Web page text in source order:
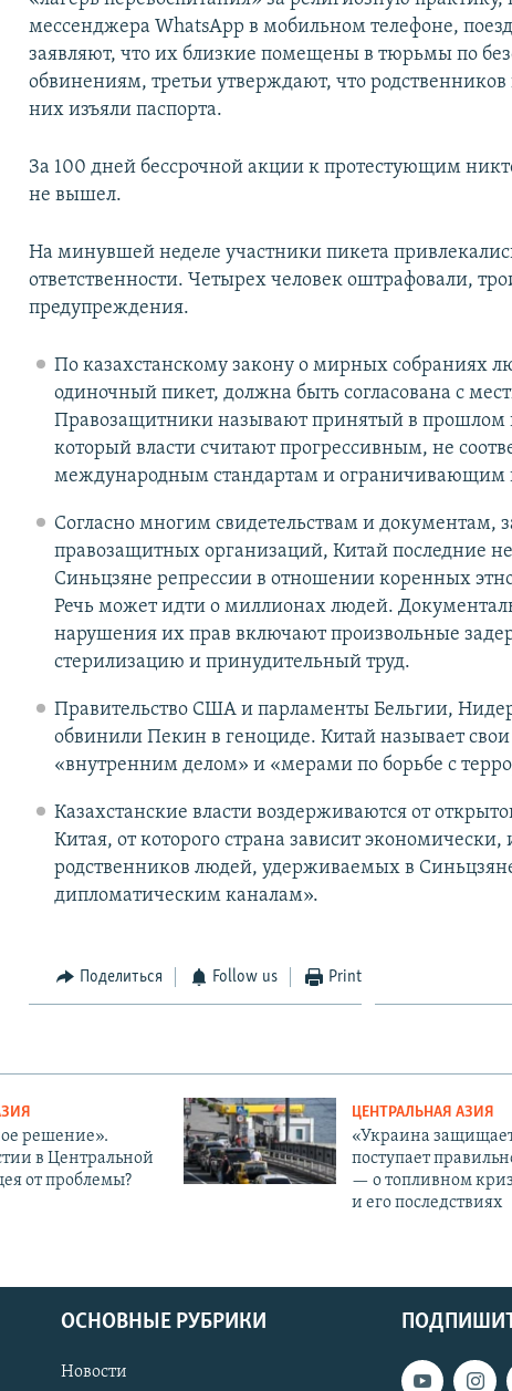
мессенджера WhatsApp в мобильном телефоне,
заявляют, что их близкие помещены в тюрьмы по
обвинениям, третьи утверждают, что
них изъяли паспорта.
За 100 дней бессрочной акции к протестующим
не вышел.
На минувшей неделе участники пикета
ответственности. Четырех человек оштрафовали,
предупреждения.
По казахстанскому закону о мирных собраниях
одиночный пикет, должна быть согласована с
Правозащитники называют принятый в прошлом
который власти считают прогрессивным, не
международным стандартам и ограничивающим
Согласно многим свидетельствам и документам,
правозащитных организаций, Китай последние
Синьцзяне репрессии в отношении коренных
Речь может идти о миллионах людей.
нарушения их прав включают произвольные
стерилизацию и принудительный труд.
Правительство США и парламенты Бельгии,
обвинили Пекин в геноциде. Китай называет
«внутренним делом» и «мерами по борьбе с
Казахстанские власти воздерживаются от
Китая, от которого страна зависит
родственников людей, удерживаемых в
дипломатическим каналам».
Поделиться Follow us Print
решение».
в Центральной
от проблемы?
ЦЕНТРАЛЬНАЯ АЗИЯ
«Украина
поступает
— о топливном
и его последствиях
ОСНОВНЫЕ РУБРИКИ
Новости